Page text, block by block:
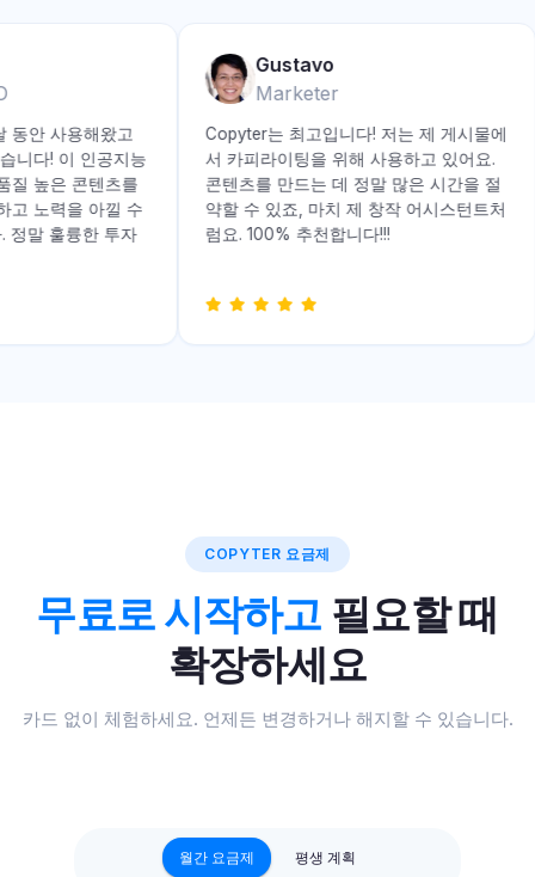
안 사용해왔고
니다! 이 인공지능
높은 콘텐츠를
노력을 아낄 수
말 훌륭한 투자
Gustavo
Marketer
Copyter는 최고입니다! 저는 제 게시물에
서 카피라이팅을 위해 사용하고 있어요.
콘텐츠를 만드는 데 정말 많은 시간을 절
약할 수 있죠, 마치 제 창작 어시스턴트처
럼요. 100% 추천합니다!!!
COPYTER 요금제
무료로 시작하고 필요할 때
확장하세요
카드 없이 체험하세요. 언제든 변경하거나 해지할 수 있습니다.
월간 요금제 평생 계획